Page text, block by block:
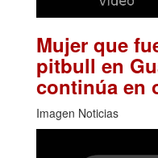
Mujer que
pitbull en
continúa en
Imagen Noticias